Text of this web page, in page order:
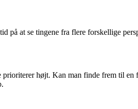
på at se tingene fra flere forskellige
højt. Kan man finde frem til en